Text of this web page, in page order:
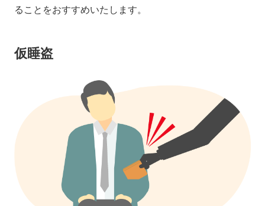
ることをおすすめいたします。
仮睡盗